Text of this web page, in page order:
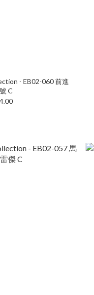
- EB02-060 前進
C